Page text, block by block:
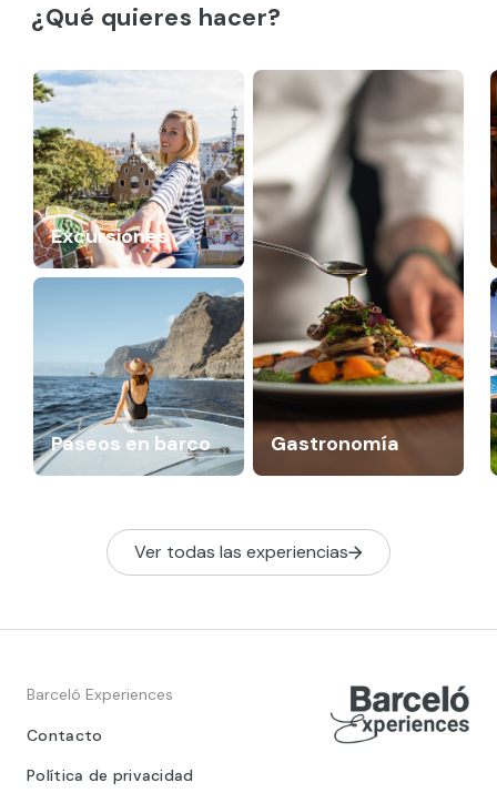
¿Qué quieres hacer?
Excursiones
Gastronomía
Paseos en barco
Ver todas las experiencias
Barceló Experiences
Contacto
Política de privacidad